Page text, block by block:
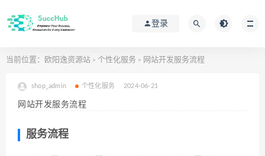
登录
当前位置： 欧阳逸资源站 > 个性化服务 > 网站开发服务流程
shop_admin 个性化服务 2024-06-21
网站开发服务流程
服务流程